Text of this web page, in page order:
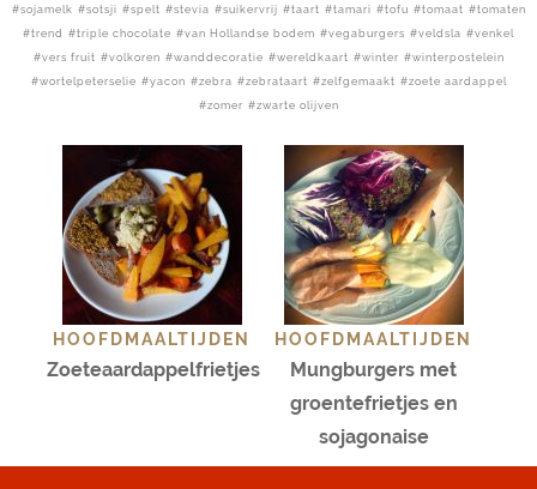
sojamelk
sotsji spelt stevia suikervrij taart tamari tofu tomaat
tomaten
trend
triple chocolate van Hollandse bodem vegaburgers veldsla
venkel
vers fruit
volkoren wanddecoratie wereldkaart winter
winterpostelein
wortelpeterselie
yacon zebra zebrataart zelfgemaakt
zoete aardappel
zomer
zwarte olijven
HOOFDMAALTIJDEN
Zoeteaardappelfrietjes
HOOFDMAALTIJDEN
Mungburgers met
groentefrietjes en
sojagonaise